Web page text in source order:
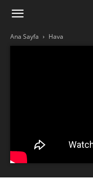
Ana Sayfa Hava